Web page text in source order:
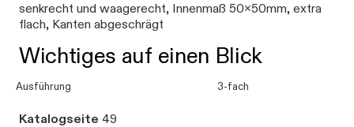
senkrecht und waagerecht, Innenmaß 50x50mm, extra
flach, Kanten abgeschrägt
Wichtiges auf einen Blick
Ausführung 3-fach
Katalogseite 49